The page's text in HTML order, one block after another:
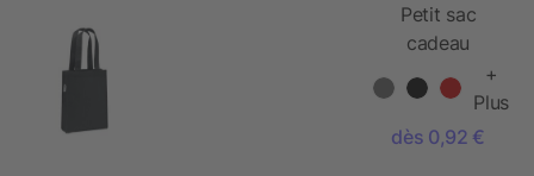
Petit sac
cadeau
feutre RPET+
Plus
dès 0,92 €